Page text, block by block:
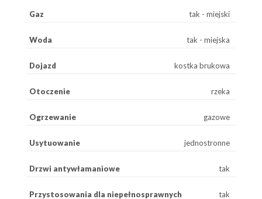
Gaz tak - miejski
Woda tak - miejska
Dojazd kostka brukowa
Otoczenie rzeka
Ogrzewanie gazowe
Usytuowanie jednostronne
Drzwi antywłamaniowe tak
Przystosowania dla niepełnosprawnych tak